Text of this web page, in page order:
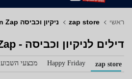
ראשי zap store ניקיון וכביסה Severin Zap
דילים לניקיון וכביסה - Severin - Zap
zap store
Happy Friday מבצעי השבוע